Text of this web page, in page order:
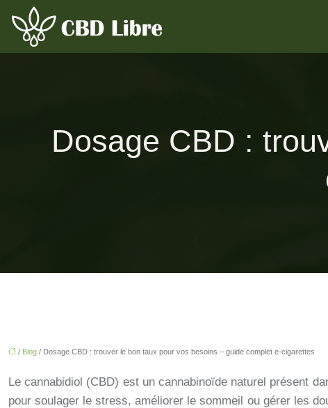
Dosage CBD :
/ Blog / Dosage CBD : trouver le bon taux pour vos besoins – guide complet e-cigarettes
Le cannabidiol (CBD) est un cannabinoïde naturel présent
pour soulager le stress, améliorer le sommeil ou gérer les